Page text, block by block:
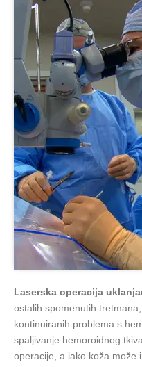
Laserska operacija
ostalih spomenutih
kontinuiranih problema s
spaljivanje hemoroidnog
operacije, a iako koža može